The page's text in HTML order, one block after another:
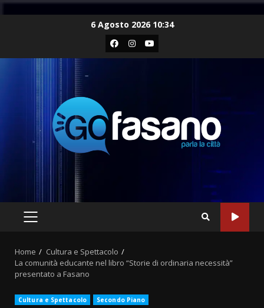
6 Agosto 2026 10:34
Facebook
Instagram
Youtube
PRIMARY
Home
Cultura e Spettacolo
La comunità educante nel libro “Storie di ordinaria necessità”
presentato a Fasano
Cultura e Spettacolo Secondo Piano